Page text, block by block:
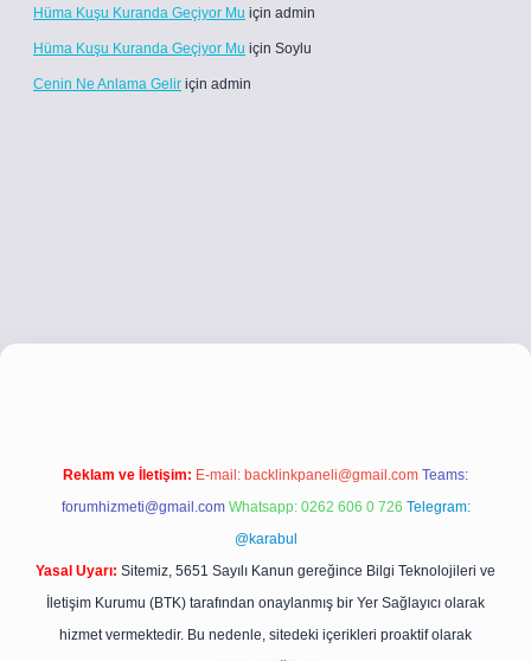
Hüma Kuşu Kuranda Geçiyor Mu için admin
Hüma Kuşu Kuranda Geçiyor Mu için Soylu
Cenin Ne Anlama Gelir için admin
betci girişbetci girişhiltonbet yeni giriş
Reklam ve İletişim: E-mail: backlinkpaneli@gmail.com Teams:
forumhizmeti@gmail.com Whatsapp: 0262 606 0 726 Telegram:
@karabul
Yasal Uyarı: Sitemiz, 5651 Sayılı Kanun gereğince Bilgi Teknolojileri ve
İletişim Kurumu (BTK) tarafından onaylanmış bir Yer Sağlayıcı olarak
hizmet vermektedir. Bu nedenle, sitedeki içerikleri proaktif olarak